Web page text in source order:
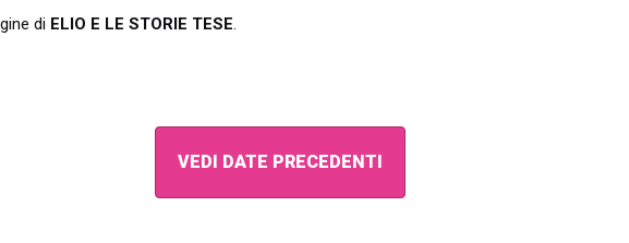
di ELIO E LE STORIE TESE.
VEDI DATE PRECEDENTI